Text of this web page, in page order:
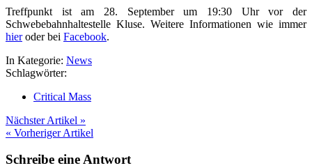
Treffpunkt ist am 28. September um 19:30 Uhr vor der
Schwebebahnhaltestelle Kluse. Weitere Informationen wie immer
hieroder bei Facebook.
In Kategorie: News
Schlagwörter:
Critical Mass
Nächster Artikel »
« Vorheriger Artikel
Schreibe eine Antwort